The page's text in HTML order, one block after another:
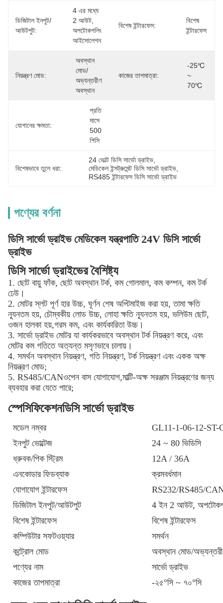
ডিজিটাল ইনপুট/
আউটপুট:
4 এর মধ্যে
2 আউট,
অপটোকপলিং
আইসোলেশন
বিশেষ ইন্টারফেস:
বিশেষ
ইন্টারফেস
নিয়ন্ত্রণ মোড:
অবস্থান
মোড/
অভ্যন্তরীণ
অবস্থান
কাজের তাপমাত্রা:
-25℃
~
70℃
যোগানের ক্ষমতা:
প্রতি
মাসে
500
পিসি
বিশেষভাবে তুলে ধরা:
24 ভোল্ট ডিসি সার্ভো ড্রাইভ
মেডিকেল ইন্সট্রুমেন্ট ডিসি সার্ভো ড্রাইভ
RS485 ইন্টারফেস ডিসি সার্ভো ড্রাইভ
পণ্যের বর্ণনা
ডিসি সার্ভো ড্রাইভ মেডিকেল যন্ত্রপাতি 24V ডিসি সার্ভো
ড্রাইভ
ডিসি সার্ভো ড্রাইভের বৈশিষ্ট্য
1. ছোট বায়ু ফাঁক, ছোট অবস্থান টর্ক, কম গোলমাল, কম কম্পন, কম টর্ক
ঢেউ।
2. মোটর স্লট পূর্ণ হার উচ্চ, ঘূর্ণন শেষ অপ্টিমাইজ করা হয়, তামা ক্ষতি
ন্যূনতম হয়, চৌম্বকীয় লোড উচ্চ, লোহা ক্ষতি ন্যূনতম হয়, ভলিউম ছোট,
ওজন হালকা হয়,গরম কম, এবং কার্যকারিতা উচ্চ।
3. সার্ভো ড্রাইভ মোটর যা কার্যকরভাবে অবস্থান টর্ক নিয়ন্ত্রণ করে, এবং
মোটর কম গতিতে অত্যন্ত মসৃণভাবে চালায়।
4. সমর্থন অবস্থান নিয়ন্ত্রণ, গতি নিয়ন্ত্রণ, টর্ক নিয়ন্ত্রণ এবং একক অক্ষ
নিয়ন্ত্রণ মোড;
5. RS485/CANওপেন বাস যোগাযোগ,মাল্টি-অক্ষ সরঞ্জাম নিয়ন্ত্রণের জন্য
ব্যবহার করা যেতে পারে;
স্পেসিফিকেশনডিসি সার্ভো ড্রাইভ
মডেল নম্বর
GL11-1-06-12-ST-
ইনপুট ভোল্টেজ
24 ~ 80 ভিডিসি
ধ্রুবক/পিক স্ট্রিম
12A / 36A
এনকোডার ফিডব্যাক
ক্রমবর্ধমান
যোগাযোগ ইন্টারফেস
RS232/RS485/
ডিজিটাল ইনপুট/আউটপুট
4 ইন 2 আউট,
বিশেষ ইন্টারফেস
বিশেষ ইন্টারফেস
কম্পিউটার সফটওয়্যার
সমর্থন
কন্ট্রোল মোড
অবস্থান মোড/
পণ্যের নাম
সার্ভো ড্রাইভ
কাজের তাপমাত্রা
-২৫°সি ~ ৭০°সি